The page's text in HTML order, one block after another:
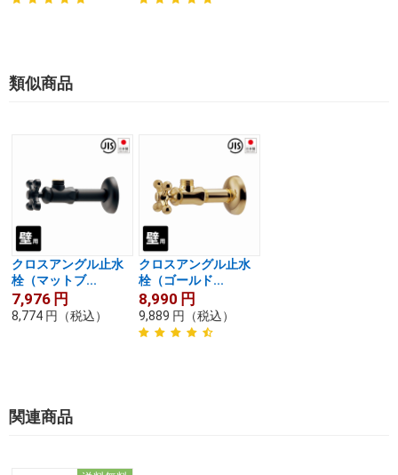
類似商品
クロスアングル止水
栓（マットブ...
7,976 円
8,774 円 （税込）
クロスアングル止水
栓（ゴールド...
8,990 円
9,889 円 （税込）
関連商品